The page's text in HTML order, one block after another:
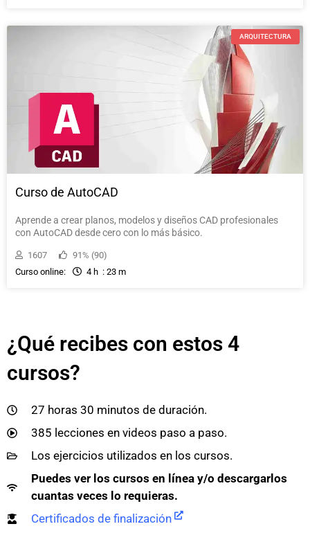
ARQUITECTURA
Curso de AutoCAD
Aprende a crear planos, modelos y diseños CAD profesionales
con AutoCAD desde cero con lo más básico.
1607
91% (90)
Curso online:
4 h : 23 m
¿Qué recibes con estos 4
cursos?
27 horas 30 minutos de duración.
385 lecciones en videos paso a paso.
Los ejercicios utilizados en los cursos.
Puedes ver los cursos en línea y/o descargarlos
cuantas veces lo requieras.
Certificados de finalización